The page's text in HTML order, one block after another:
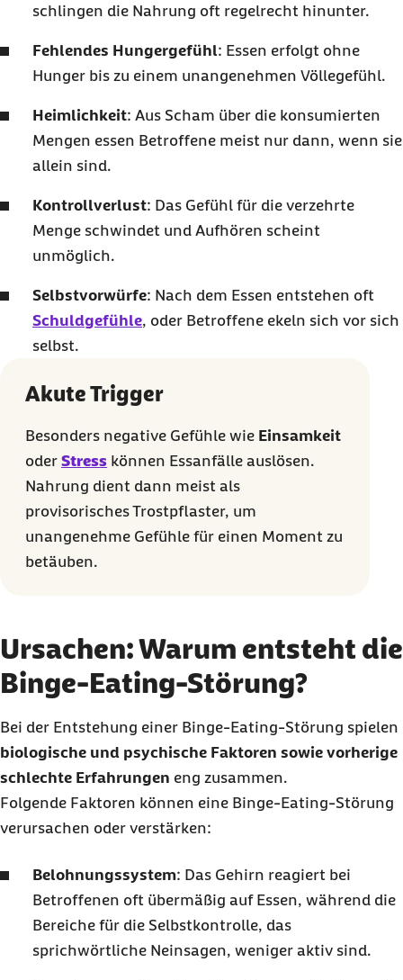
schlingen die Nahrung oft regelrecht hinunter.
Fehlendes Hungergefühl: Essen erfolgt ohne
Hunger bis zu einem unangenehmen Völlegefühl.
Heimlichkeit: Aus Scham über die konsumierten
Mengen essen Betroffene meist nur dann, wenn sie
allein sind.
Kontrollverlust: Das Gefühl für die verzehrte
Menge schwindet und Aufhören scheint
unmöglich.
Selbstvorwürfe: Nach dem Essen entstehen oft
Schuldgefühle, oder Betroffene ekeln sich vor sich
selbst.
Akute Trigger
Besonders negative Gefühle wie Einsamkeit
oder Stresskönnen Essanfälle auslösen.
Nahrung dient dann meist als
provisorisches Trostpflaster, um
unangenehme Gefühle für einen Moment zu
betäuben.
Ursachen: Warum entsteht die
Binge-Eating-Störung?
Bei der Entstehung einer Binge-Eating-Störung spielen
biologische und psychische Faktoren sowie vorherige
schlechte Erfahrungen eng zusammen.
Folgende Faktoren können eine Binge-Eating-Störung
verursachen oder verstärken:
Belohnungssystem: Das Gehirn reagiert bei
Betroffenen oft übermäßig auf Essen, während die
Bereiche für die Selbstkontrolle, das
sprichwörtliche Neinsagen, weniger aktiv sind.